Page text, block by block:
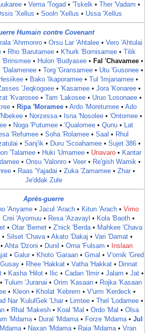
• Vema 'Togad • 'Tskelk • Ther 'Vadam •
'Xellus • Sooln 'Xellus • Ussa 'Xellus
Humain contre Covenant
'Ahrmonro • Orsu Lar 'Ahtalee • Vero 'Ahtulai
• Rho 'Barutamee• K'hurk 'Bornisamee•
Tilik
'Brinsmee • Hulon 'Budyasee • Fal 'Chavamee •
'Dalamenee• Torg 'Gransamee• Utu 'Gusonee•
• Bako 'Ikaporamee • Tul 'Imjanamee •
'Jeqkogoee • 'Kasamee • Jora 'Konaree •
'Kvarosee • Tam 'Lakosee • Uruo 'Losonaee •
• Ripa 'Moramee• Ardo 'Moretumee• Ado
• Norzessa• Isna 'Nosolee • 'Ontomee •
• Noga 'Putumee• 'Qualomee• Qunu• Lat
'Refumee • Soha 'Rolamee • Saal • Rhul
• Sanj'ik• Duru 'Scoahamee• Sujet 386•
'Talamee• Huki 'Umamee• Unavaro• Kantar
• Onsu 'Valonro • Veer • Re'gish Wamik •
• Raas 'Yajadai • Zuka 'Zamamee • Zhar •
Je'ddak Zule
Après-guerre
'Anyame • Jacul 'Arach • Kitun 'Arach • Vimo
Crei 'Ayomuu • Resa 'Azavayl • Kola 'Baoth •
• Otar 'Bemet• Z'nick 'Berda• Mahkee 'Chava
• Silset 'Chava• Akato 'Dakaj • Vari 'Damat‎ •
• Ahta 'Dzoni ‎ • Dunil • Orna 'Fulsam •
Inslaan
• Galur• Khoto 'Garaan• Gmal • V'ornik 'Gred
Gusay• Rhee 'Hakkat• Vatha 'Hakkat‎• Dinnat
• Kasha 'Hilot • Ilic • Cadan 'Ilmir • Jalam • Jat •
• Tulum 'Juranai • Orim 'Kasaan • Rojka 'Kasaan
• Kleon• Kholat 'Kebrem • V'urm 'Kerdeck•
Nar 'Kulul Gek 'Lhar • Limtee • Thel 'Lodamee •
• Rhal 'Makesh • Koal 'Mal • Ordo 'Mal ‎ • Olsa
'Mdama• Dural 'Mdama• Forze 'Mdama• Jul
• Naxan 'Mdama• Raia 'Mdama• Vran